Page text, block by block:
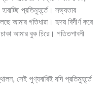
প্রতিমুহূর্তে। সভ্যতার
আমার গতিধারা। হৃদয় বিদীর্ণ করে
আমার বুক চিরে। পতিতপাবনী
সেই পুণ্যবারিই যদি প্রতিমুহূর্তে